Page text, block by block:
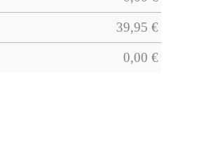
39,95 €
0,00 €